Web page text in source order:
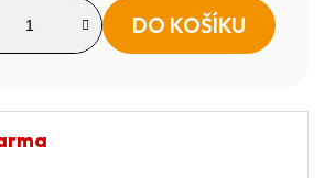
DO KOŠÍKU